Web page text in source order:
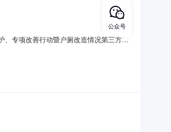
专项改善行动暨户厕改造情况第三方测
之日起3个工作日。各有关当事人对询价
公众号